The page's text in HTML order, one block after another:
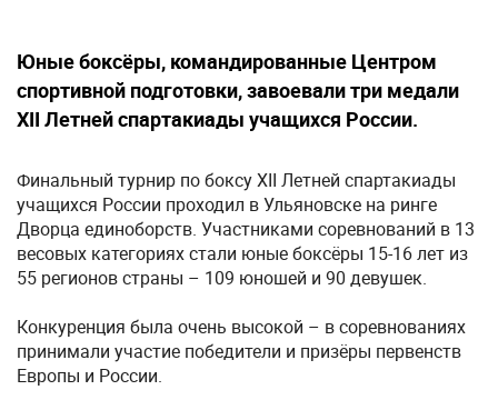
Юные боксёры, командированные Центром
спортивной подготовки, завоевали три медали
XII Летней спартакиады учащихся России.
Финальный турнир по боксу XII Летней спартакиады
учащихся России проходил в Ульяновске на ринге
Дворца единоборств. Участниками соревнований в 13
весовых категориях стали юные боксёры 15-16 лет из
55 регионов страны – 109 юношей и 90 девушек.
Конкуренция была очень высокой – в соревнованиях
принимали участие победители и призёры первенств
Европы и России.